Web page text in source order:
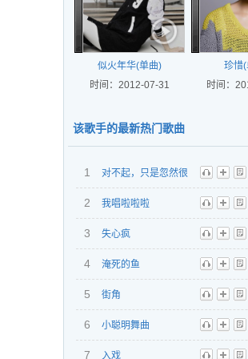
似火年华(单曲)
时间：2012-07-31
珍惜
时间：
该歌手的最新热门歌曲
1 对不起，只是忽然很
想你
听 播 歌
2
我唱啦啦啦
听
播 歌
3
失心疯
听
播 歌
4
淹死的鱼
听
播 歌
5
街角
听
播 歌
6
小聪明舞曲
听
播 歌
7 入戏